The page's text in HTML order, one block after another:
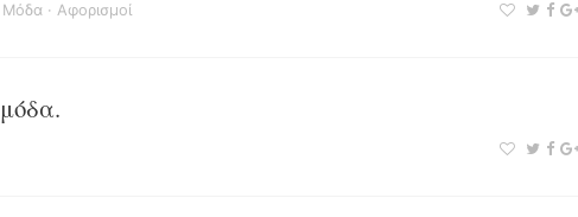
Μόδα · Αφορισμοί